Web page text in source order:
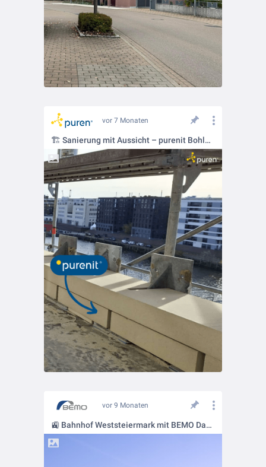
vor 7 Monaten
🏗️ Sanierung mit Aussicht – purenit Bohle im Einsatz auf Hamburger Hotelbalkon
vor 9 Monaten
🚉 Bahnhof Weststeiermark mit BEMO Dachsystemen